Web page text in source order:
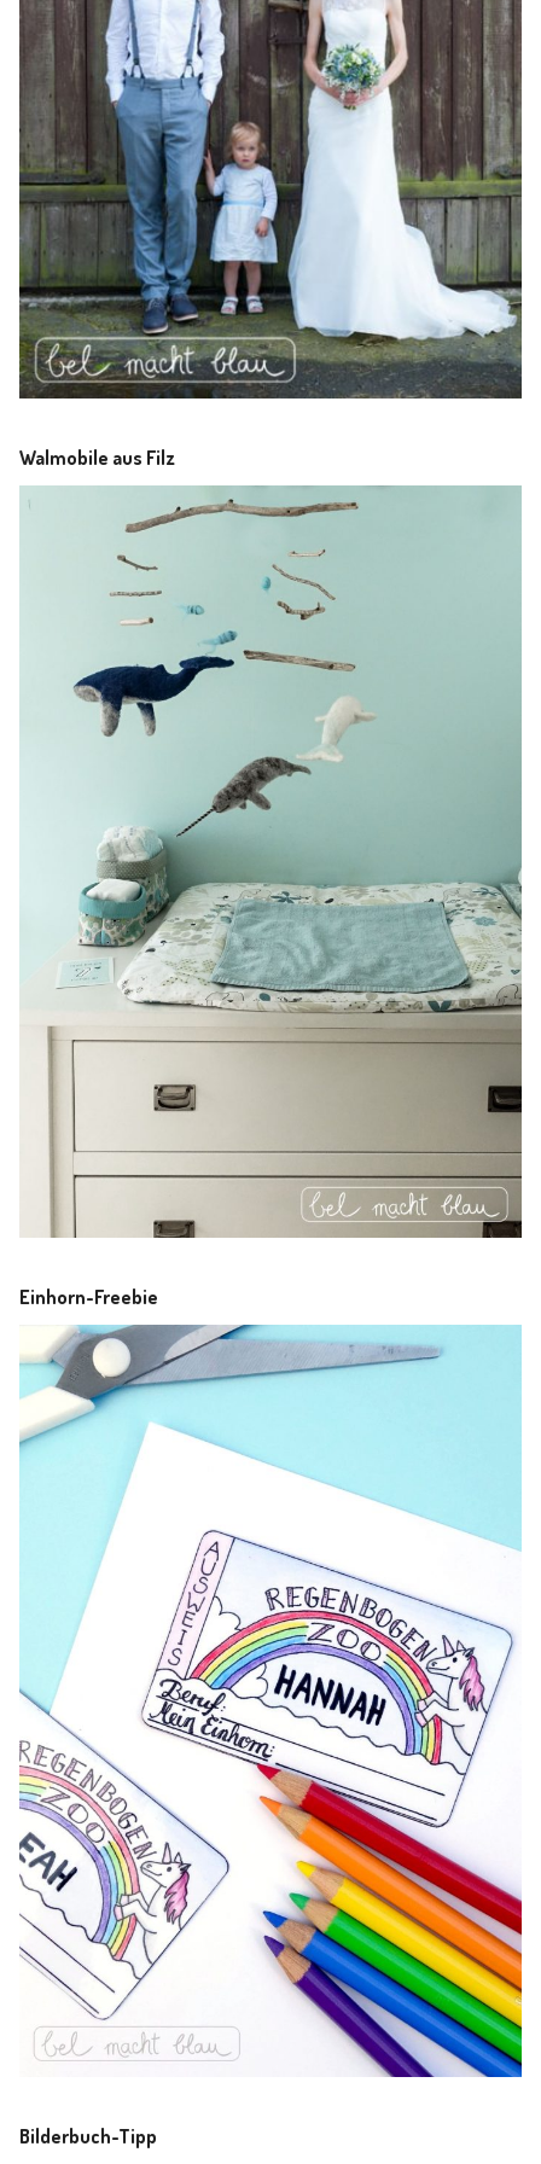
Walmobile aus Filz
Einhorn-Freebie
Bilderbuch-Tipp